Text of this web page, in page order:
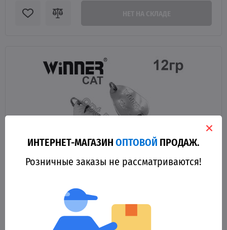
Блесна Winner колебалка TBZ-008 CAT 12g 039# (5шт) *
ИНТЕРНЕТ-МАГАЗИНОПТОВОЙ ПРОДАЖ.
Розничные заказы не рассматриваются!